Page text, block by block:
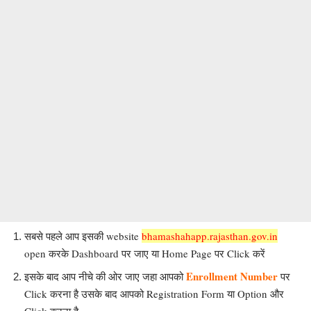
सबसे पहले आप इसकी website bhamashahapp.rajasthan.gov.in
open करके Dashboard पर जाए या Home Page पर Click करें
इसके बाद आप नीचे की ओर जाए जहा आपकोEnrollment Numberपर
Click करना है उसके बाद आपको Registration Form या Option और